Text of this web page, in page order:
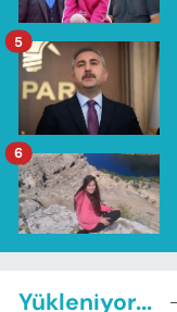
5
6
Yükleniyor...